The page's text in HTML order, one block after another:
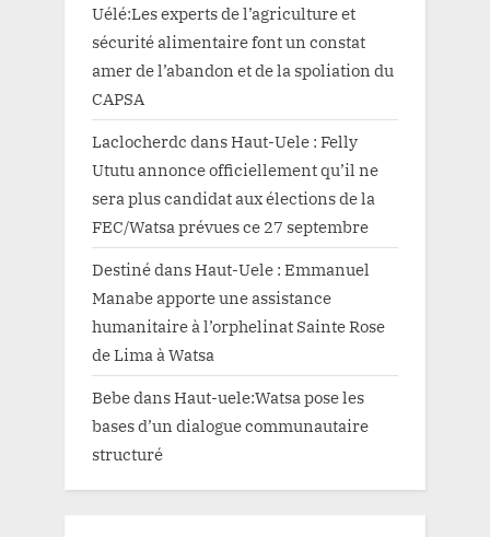
Uélé:Les experts de l’agriculture et
sécurité alimentaire font un constat
amer de l’abandon et de la spoliation du
CAPSA
Laclocherdc dansHaut-Uele : Felly
Ututu annonce officiellement qu’il ne
sera plus candidat aux élections de la
FEC/Watsa prévues ce 27 septembre
DestinédansHaut-Uele : Emmanuel
Manabe apporte une assistance
humanitaire à l’orphelinat Sainte Rose
de Lima à Watsa
BebedansHaut-uele:Watsa pose les
bases d’un dialogue communautaire
structuré